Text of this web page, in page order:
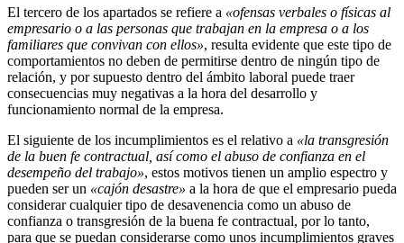
El tercero de los apartados se refiere a «ofensas verbales o físicas al
empresario o a las personas que trabajan en la empresa o a los
familiares que convivan con ellos», resulta evidente que este tipo de
comportamientos no deben de permitirse dentro de ningún tipo de
relación, y por supuesto dentro del ámbito laboral puede traer
consecuencias muy negativas a la hora del desarrollo y
funcionamiento normal de la empresa.
El siguiente de los incumplimientos es el relativo a «la transgresión
de la buen fe contractual, así como el abuso de confianza en el
desempeño del trabajo», estos motivos tienen un amplio espectro y
pueden ser un «cajón desastre» a la hora de que el empresario pueda
considerar cualquier tipo de desavenencia como un abuso de
confianza o transgresión de la buena fe contractual, por lo tanto,
para que se puedan considerarse como unos incumplimientos graves